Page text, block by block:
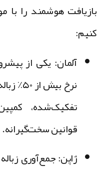
هوشمند را با
آلمان: یکی از
نرخ بیش از
تفکیک‌شده،
قوانین سخت‌گیرانه.
ژاپن: جمع‌آوری زباله